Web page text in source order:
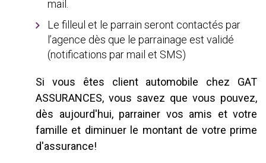
mail.
Le filleul et le parrain seront contactés par
l’agence dès que le parrainage est validé
(notifications par mail et SMS)
Si vous êtes client automobile chez GAT
ASSURANCES, vous savez que vous pouvez,
dès aujourd'hui, parrainer vos amis et votre
famille et diminuer le montant de votre prime
d'assurance!